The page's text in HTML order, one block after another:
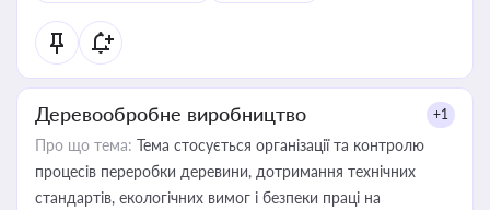
Деревообробне виробництво +1
Про що тема: Тема стосується організації та контролю
процесів переробки деревини, дотримання технічних
стандартів, екологічних вимог і безпеки праці на